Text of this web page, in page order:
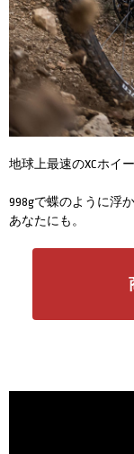
地球上最速のXCホイー
998gで蝶のように浮
あなたにも。